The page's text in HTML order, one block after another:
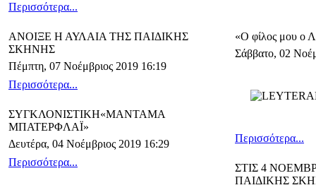
Περισσότερα...
ΑΝΟΙΞΕ Η ΑΥΛΑΙΑ ΤΗΣ ΠΑΙΔΙΚΗΣ
ΣΚΗΝΗΣ
Πέμπτη, 07 Νοέμβριος 2019 16:19
Περισσότερα...
ΣΥΓΚΛΟΝΙΣΤΙΚΗ«ΜΑΝΤΑΜΑ
ΜΠΑΤΕΡΦΛΑΪ»
Δευτέρα, 04 Νοέμβριος 2019 16:29
Περισσότερα...
«Ο φίλος μου ο
Σάββατο, 02
Περισσότερα...
ΣΤΙΣ 4
ΠΑΙΔΙΚΗΣ